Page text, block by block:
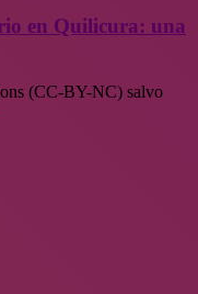
en Quilicura: una
(CC-BY-NC) salvo